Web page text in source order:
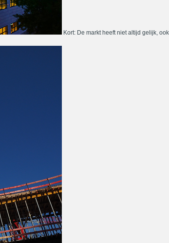
Kort: De markt heeft niet altijd gelijk,